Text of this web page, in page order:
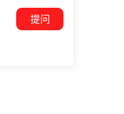
提问